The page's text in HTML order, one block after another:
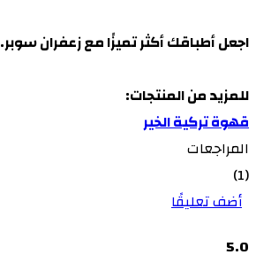
اجعل أطباقك أكثر تميزًا مع زعفران سوبر.
للمزيد من المنتجات:
قهوة تركية الخير
المراجعات
(1)
أضف تعليقًا
5.0